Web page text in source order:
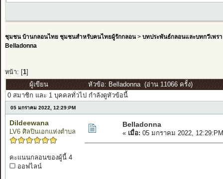
ชุมชน บ้านกลอนไทย ชุมชนสำหรับคนไทยผู้รักกลอน> บทประพันธ์กลอนและบทกวีเพรา
Belladonna
หน้า: [ 1]
ผู้เขียน
หัวข้อ: Belladonna (อ่าน 11066 ครั้ง)
0 สมาชิก และ 1 บุคคลทั่วไป กำลังดูหัวข้อนี้
05 มกราคม 2022, 12:29:PM
Dildeewana
LV6 ศิลปินเอกแห่งตำบล
คะแนนกลอนของผู้นี้ 4
ออฟไลน์
Belladonna
« เมื่อ: 05 มกราคม 2022,